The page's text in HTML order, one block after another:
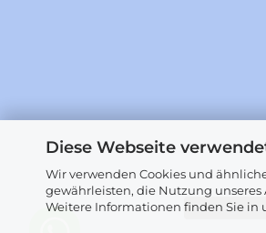
Diese Webseite
Wir verwenden Cookies und
gewährleisten, die Nutzung
Weitere Informationen finden Sie in
Vertrag